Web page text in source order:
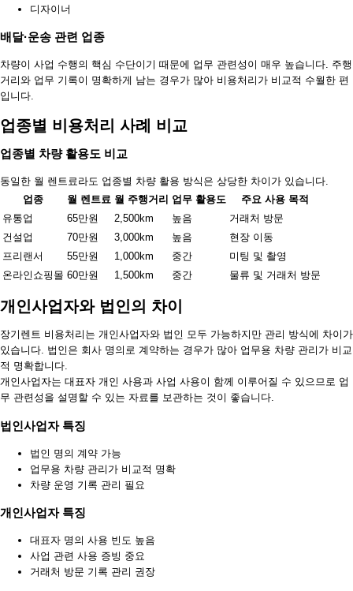
디자이너
배달·운송 관련 업종
차량이 사업 수행의 핵심 수단이기 때문에 업무 관련성이 매우 높습니다. 주행
거리와 업무 기록이 명확하게 남는 경우가 많아 비용처리가 비교적 수월한 편
입니다.
업종별 비용처리 사례 비교
업종별 차량 활용도 비교
동일한 월 렌트료라도 업종별 차량 활용 방식은 상당한 차이가 있습니다.
업종
월 렌트료 월 주행거리 업무 활용도
주요 사용 목적
유통업
65만원 2,500km 높음
거래처 방문
건설업
70만원 3,000km 높음
현장 이동
프리랜서
55만원 1,000km 중간
미팅 및 촬영
온라인쇼핑몰 60만원 1,500km 중간 물류 및 거래처 방문
개인사업자와 법인의 차이
장기렌트 비용처리는 개인사업자와 법인 모두 가능하지만 관리 방식에 차이가
있습니다. 법인은 회사 명의로 계약하는 경우가 많아 업무용 차량 관리가 비교
적 명확합니다.
개인사업자는 대표자 개인 사용과 사업 사용이 함께 이루어질 수 있으므로 업
무 관련성을 설명할 수 있는 자료를 보관하는 것이 좋습니다.
법인사업자 특징
법인 명의 계약 가능
업무용 차량 관리가 비교적 명확
차량 운영 기록 관리 필요
개인사업자 특징
대표자 명의 사용 빈도 높음
사업 관련 사용 증빙 중요
거래처 방문 기록 관리 권장